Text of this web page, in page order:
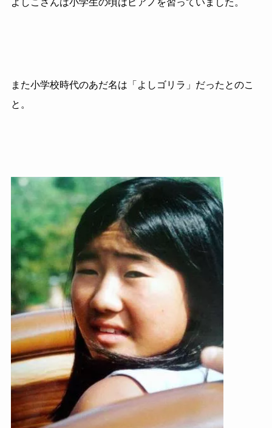
よしこさんは小学生の頃はピアノを習っていました。
また小学校時代のあだ名は「よしゴリラ」だったとのこ
と。